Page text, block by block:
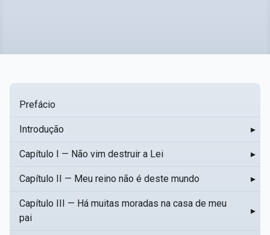
Prefácio
Introdução ▸
Capítulo I — Não vim destruir a Lei ▸
Capítulo II — Meu reino não é deste mundo ▸
Capítulo III — Há muitas moradas na casa de meu
pai
▸